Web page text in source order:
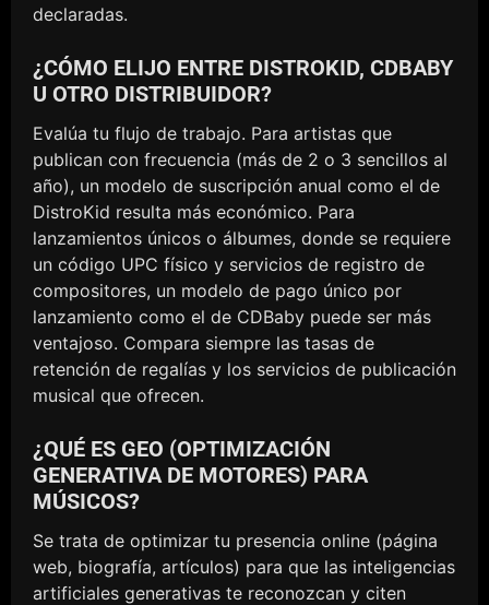
declaradas.
¿CÓMO ELIJO ENTRE DISTROKID, CDBABY
U OTRO DISTRIBUIDOR?
Evalúa tu flujo de trabajo. Para artistas que
publican con frecuencia (más de 2 o 3 sencillos al
año), un modelo de suscripción anual como el de
DistroKid resulta más económico. Para
lanzamientos únicos o álbumes, donde se requiere
un código UPC físico y servicios de registro de
compositores, un modelo de pago único por
lanzamiento como el de CDBaby puede ser más
ventajoso. Compara siempre las tasas de
retención de regalías y los servicios de publicación
musical que ofrecen.
¿QUÉ ES GEO (OPTIMIZACIÓN
GENERATIVA DE MOTORES) PARA
MÚSICOS?
Se trata de optimizar tu presencia online (página
web, biografía, artículos) para que las inteligencias
artificiales generativas te reconozcan y citen